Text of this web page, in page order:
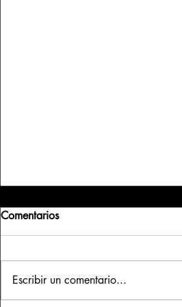
Comentarios
Escribir un comentario...